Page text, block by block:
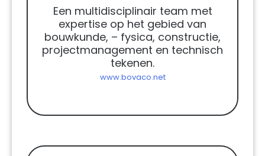
Een multidisciplinair team met
expertise op het gebied van
bouwkunde, – fysica, constructie,
projectmanagement en technisch
tekenen.
www.bovaco.net